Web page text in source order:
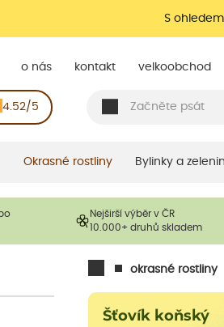
S
o nás kontakt velkoobchod
4.52/5
Okrasné rostliny Bylinky a
Nejširší výběr v ČR
10.000+ druhů skladem
okrasné rostliny
Šťovík koňský